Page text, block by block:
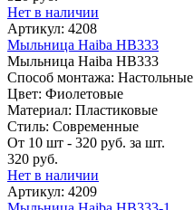
Нет в наличии
Артикул: 4208
Мыльница Haiba HB333
Мыльница Haiba HB333
Способ монтажа: Настольные
Цвет: Фиолетовые
Материал: Пластиковые
Стиль: Современные
От 10 шт - 320 руб. за шт.
320 руб.
Нет в наличии
Артикул: 4209